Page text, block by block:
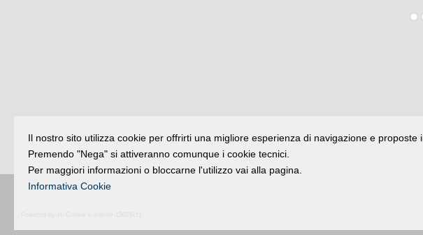
Il nostro sito utilizza cookie per offrirti una migliore esperienza di navigazione e proposte
Premendo "Nega" si attiveranno comunque i cookie tecnici.
Per maggiori informazioni o bloccarne l'utilizzo vai alla pagina.
Informativa Cookie